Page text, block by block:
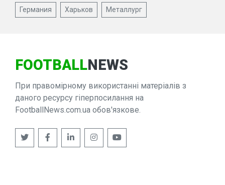
Германия Харьков Металлург
FOOTBALLNEWS
При правомірному використанні матеріалів з
даного ресурсу гіперпосилання на
FootballNews.com.ua обов'язкове.